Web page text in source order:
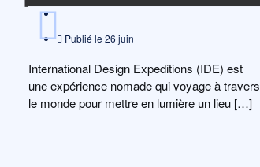
Publié le 26 juin
International Design Expeditions (IDE) est
une expérience nomade qui voyage à travers
le monde pour mettre en lumière un lieu […]